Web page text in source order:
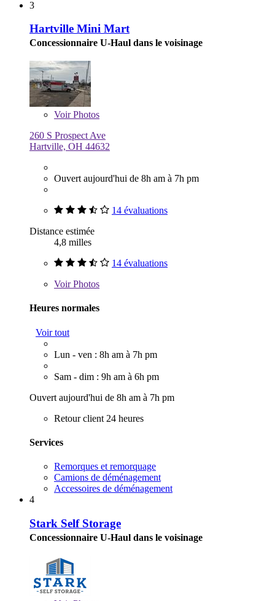
3
Hartville Mini Mart
Concessionnaire U-Haul dans le voisinage
VoirPhotos
260 S Prospect Ave
Hartville, OH 44632
Ouvert aujourd'hui de 8h am à 7h pm
14 évaluations
Distance estimée
4,8 milles
14 évaluations
VoirPhotos
Heures normales
Voir tout
Lun - ven : 8h am à 7h pm
Sam - dim : 9h am à 6h pm
Ouvert aujourd'hui de 8h am à 7h pm
Retour client 24 heures
Services
Remorques et remorquage
Camions de déménagement
Accessoires de déménagement
4
Stark Self Storage
Concessionnaire U-Haul dans le voisinage